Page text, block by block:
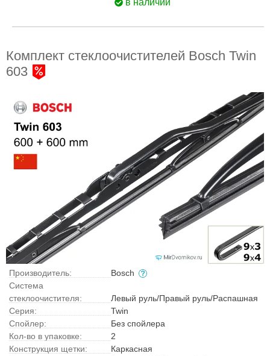
Комплект стеклоочистителей Bosch Twin
603
Производитель:
Bosch
Система
стеклоочистителя:
Левый руль/Правый руль/Распашная
Серия:
Twin
Спойлер:
Без спойлера
Кол-во в упаковке:
2
Конструкция щетки:
Каркасная